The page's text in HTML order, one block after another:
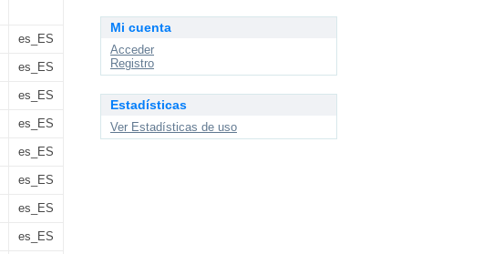
es_ES
es_ES
es_ES
es_ES
es_ES
es_ES
es_ES
es_ES
Mi cuenta
Acceder
Registro
Estadísticas
Ver Estadísticas de uso